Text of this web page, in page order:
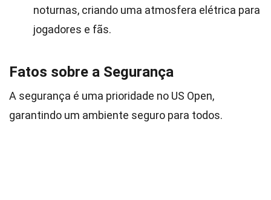
noturnas, criando uma atmosfera elétrica para
jogadores e fãs.
Fatos sobre a Segurança
A segurança é uma prioridade no US Open,
garantindo um ambiente seguro para todos.